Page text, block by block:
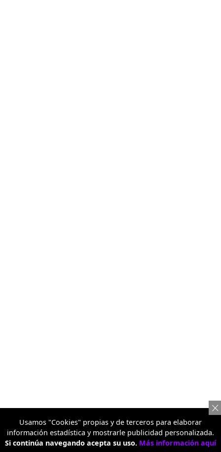
Usamos "Cookies" propias y de terceros para elaborar
información estadística y mostrarle publicidad personalizada.
Si continúa navegando acepta su uso. Más información aquí